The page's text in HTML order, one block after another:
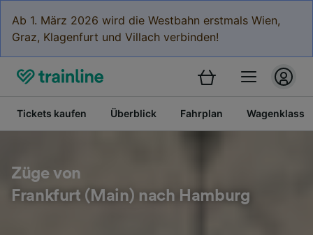
Ab 1. März 2026 wird die Westbahn erstmals Wien,
Graz, Klagenfurt und Villach verbinden!
Tickets kaufen Überblick Fahrplan
Züge von
Frankfurt (Main) nach Hamburg